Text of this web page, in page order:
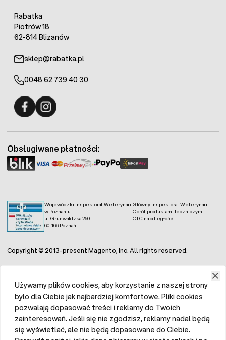
Rabatka
Piotrów 18
62-814 Blizanów
sklep@rabatka.pl
0048 62 739 40 30
Wojewódzki Inspektorat Weterynarii
w Poznaniu
ul. Grunwaldzka 250
60-166 Poznań
Główny Inspektorat Weterynarii
Obrót produktami leczniczymi
OTC na odległość
Obsługiwane płatności:
Copyright © 2013-present Magento, Inc. All rights reserved.
Używamy plików cookies, aby korzystanie z naszej strony
było dla Ciebie jak najbardziej komfortowe. Pliki cookies
pozwalają dopasować treści i reklamy do Twoich
zainteresowań. Jeśli się nie zgodzisz, reklamy nadal będą
się wyświetlać, ale nie będą dopasowane do Ciebie.